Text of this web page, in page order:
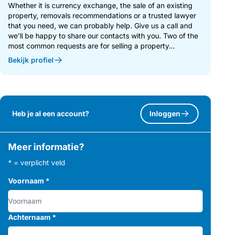
Whether it is currency exchange, the sale of an existing
property, removals recommendations or a trusted lawyer
that you need, we can probably help. Give us a call and
we’ll be happy to share our contacts with you. Two of the
most common requests are for selling a property...
Bekijk profiel
Heb je al een account? Inloggen
Meer informatie?
* = verplicht veld
Voornaam *
Achternaam *